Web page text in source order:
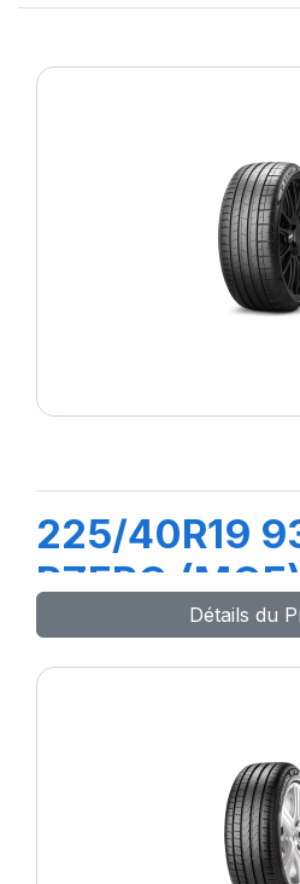
225/40R19
PZERO
Détails du